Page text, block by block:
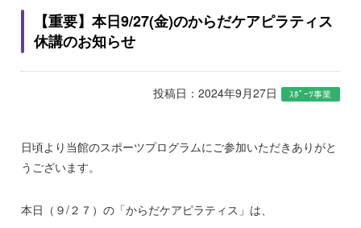
【重要】本日9/27(金)のからだケアピラティス
休講のお知らせ
投稿日：2024年9月27日 ｽﾎﾟｰﾂ事業
日頃より当館のスポーツプログラムにご参加いただきありがと
うございます。
本日（９/２７）の「からだケアピラティス」は、